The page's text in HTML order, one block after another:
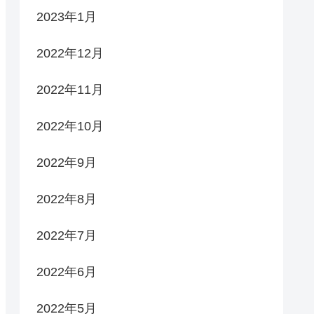
2023年1月
2022年12月
2022年11月
2022年10月
2022年9月
2022年8月
2022年7月
2022年6月
2022年5月